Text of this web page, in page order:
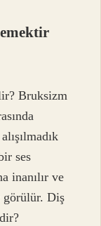
Bruksizm
ses
inanılır ve
görülür. Diş